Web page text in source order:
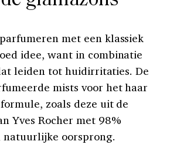
met een klassiek
idee, want in combinatie
leiden tot huidirritaties. De
mists voor het haar
zoals deze uit de
Yves Rocher met 98%
natuurlijke oorsprong.